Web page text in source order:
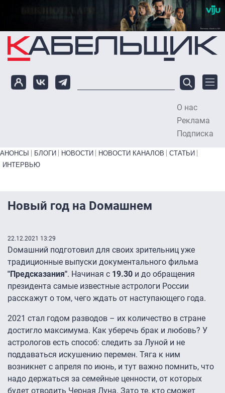
Перейти к основному содержанию
О нас
Реклама
Подписка
Primary links bottom
АНОНСЫ БЛОГИ НОВОСТИ НОВОСТИ КАНАЛОВ
СТАТЬИ
ИНТЕРВЬЮ
Новый год на Dомашнем
22.12.2021 13:29
Dомашний подготовил для своих зрительниц уже
традиционные выпуски документального фильма
"Предсказания". Начиная с 19.30 и до обращения
президента самые известные астрологи России
расскажут о том, чего ждать от наступающего года.
2021 стал годом разводов – их количество в стране
достигло максимума. Как уберечь брак и любовь? У
астрологов есть способ: следить за Луной и не
поддаваться искушению перемен. Тяга к ним
возникнет с апреля по июнь, и тут важно помнить, что
надо держаться за семейные ценности, от которых
будет отводить Черная Луна. Зато те, кто сможет